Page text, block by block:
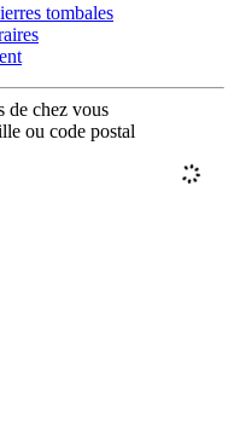
tombales
de chez vous
ou code postal